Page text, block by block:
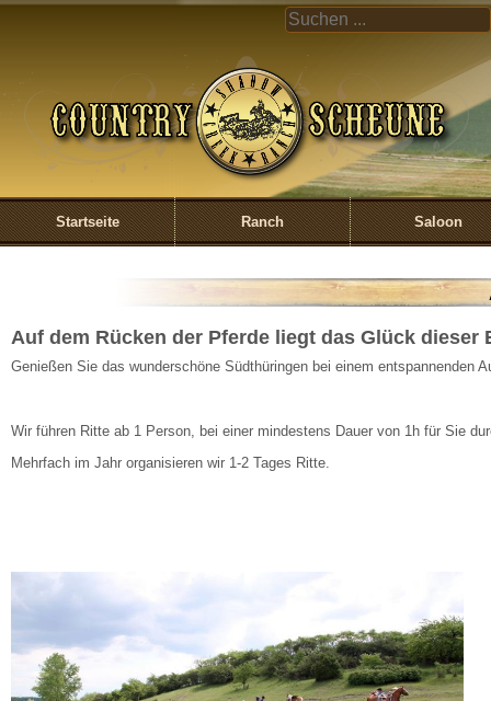
UND
CREEK
Startseite Ranch Saloon
Auf dem Rücken der Pferde liegt das Glück dieser
Genießen Sie das wunderschöne Südthüringen bei einem entspannenden
Wir führen Ritte ab 1 Person, bei einer mindestens Dauer von 1h für Sie
Mehrfach im Jahr organisieren wir 1-2 Tages Ritte.